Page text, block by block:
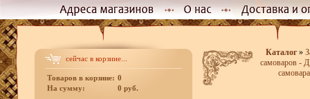
сейчас в корзине...
Товаров в корзине: 0
На сумму:
0 руб.
Каталог»
самоваров -